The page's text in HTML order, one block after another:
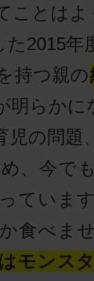
ことは
2015年
持つ親の
明らかに
児の問題
、今で
ていま
食べま
モンス